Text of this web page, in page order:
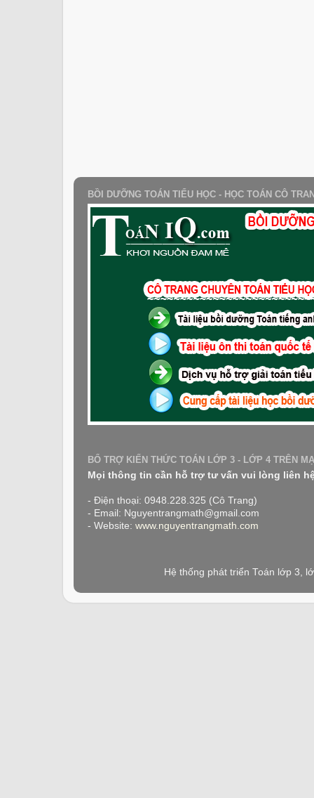
BỒI DƯỠNG TOÁN TIỂU HỌC - HỌC TOÁN CÔ
BỔ TRỢ KIẾN THỨC TOÁN LỚP 3 - LỚP 4 TRÊN
Mọi thông tin cần hỗ trợ tư vấn vui lòng liên
- Điện thoại: 0948.228.325 (Cô Trang)
- Email: Nguyentrangmath@gmail.com
- Website: www.nguyentrangmath.com
Hệ thống phát triển Toán lớp 3,